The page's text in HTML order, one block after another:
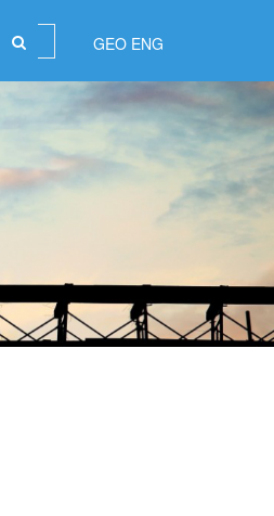
GEO ENG